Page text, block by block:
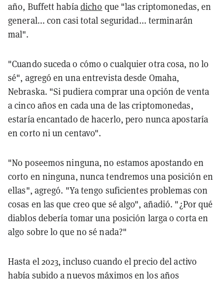
año, Buffett habíadicho que "las criptomonedas, en
general... con casi total seguridad... terminarán
mal".
"Cuando suceda o cómo o cualquier otra cosa, no lo
sé", agregó en una entrevista desde Omaha,
Nebraska. "Si pudiera comprar una opción de venta
a cinco años en cada una de las criptomonedas,
estaría encantado de hacerlo, pero nunca apostaría
en corto ni un centavo".
"No poseemos ninguna, no estamos apostando en
corto en ninguna, nunca tendremos una posición en
ellas", agregó. "Ya tengo suficientes problemas con
cosas en las que creo que sé algo", añadió. "¿Por qué
diablos debería tomar una posición larga o corta en
algo sobre lo que no sé nada?"
Hasta el 2023, incluso cuando el precio del activo
había subido a nuevos máximos en los años